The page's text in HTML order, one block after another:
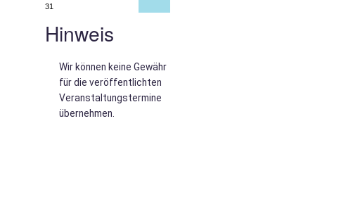
31
Hinweis
Wir können keine Gewähr
für die veröffentlichten
Veranstaltungstermine
übernehmen.